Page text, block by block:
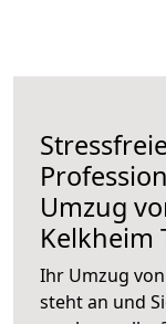
Umzug
Kelkheim
Ihr Umzug
steht an und